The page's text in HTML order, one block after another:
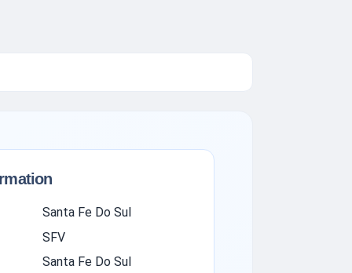
Santa Fe Do Sul
SFV
Santa Fe Do Sul